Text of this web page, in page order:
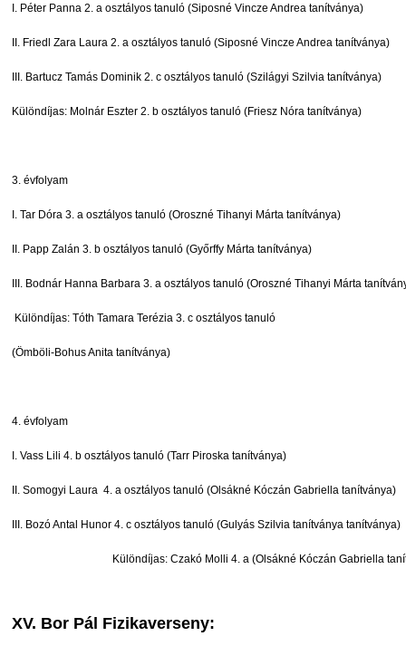
I. Péter Panna 2. a osztályos tanuló (Siposné Vincze Andrea tanítványa)
II. Friedl Zara Laura 2. a osztályos tanuló (Siposné Vincze Andrea tanítványa)
III. Bartucz Tamás Dominik 2. c osztályos tanuló (Szilágyi Szilvia tanítványa)
Különdíjas: Molnár Eszter 2. b osztályos tanuló (Friesz Nóra tanítványa)
3. évfolyam
I. Tar Dóra 3. a osztályos tanuló (Oroszné Tihanyi Márta tanítványa)
II. Papp Zalán 3. b osztályos tanuló (Győrffy Márta tanítványa)
III. Bodnár Hanna Barbara 3. a osztályos tanuló (Oroszné Tihanyi Márta
Különdíjas: Tóth Tamara Terézia 3. c osztályos tanuló
(Ömböli-Bohus Anita tanítványa)
4. évfolyam
I. Vass Lili 4. b osztályos tanuló (Tarr Piroska tanítványa)
II. Somogyi Laura 4. a osztályos tanuló (Olsákné Kóczán Gabriella tanítványa)
III. Bozó Antal Hunor 4. c osztályos tanuló (Gulyás Szilvia tanítványa tanítványa)
Különdíjas: Czakó Molli 4. a (Olsákné Kóczán Gabriella
XV. Bor Pál Fizikaverseny: